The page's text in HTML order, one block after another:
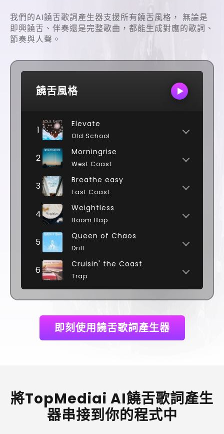
我們的AI饒舌歌詞產生器支援所有饒舌風格， 無論是
即興饒舌、伴奏還是完整歌曲，都能生成對應的歌詞、
節奏與人聲。
饒舌風格
1
Elevate
Old School
2
Morningrise
West Coast
3
Breathe easy
East Coast
4
Weightless
Boom Bap
5
Queen of Chaos
Drill
6
Cruisin' the Coast
Trap
即刻使用饒舌歌詞產生器
將TopMediai AI饒舌歌詞產生
器串接到你的程式中